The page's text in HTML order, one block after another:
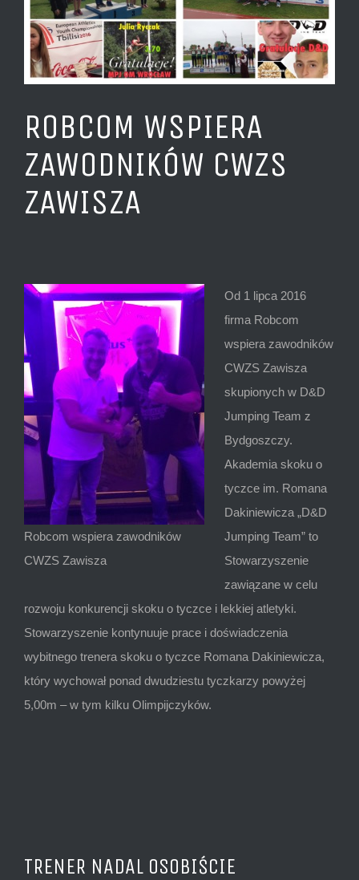
ROBCOM WSPIERA
ZAWODNIKÓW CWZS
ZAWISZA
Robcom wspiera zawodników
CWZS Zawisza
Od 1 lipca 2016
firma Robcom
wspiera zawodników
CWZS Zawisza
skupionych w D&D
Jumping Team z
Bydgoszczy.
Akademia skoku o
tyczce im. Romana
Dakiniewicza „D&D
Jumping Team” to
Stowarzyszenie
zawiązane w celu
rozwoju konkurencji skoku o tyczce i lekkiej atletyki.
Stowarzyszenie kontynuuje prace i doświadczenia
wybitnego trenera skoku o tyczce Romana Dakiniewicza,
który wychował ponad dwudziestu tyczkarzy powyżej
5,00m – w tym kilku Olimpijczyków.
TRENER NADAL OSOBIŚCIE